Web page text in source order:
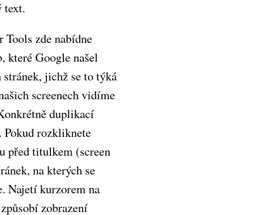
text.
Tools zde nabídne
které Google našel
jichž se to týká
screenech vidíme
duplikací
rozkliknete
před titulkem (screen
na kterých se
Najetí kurzorem na
zobrazení